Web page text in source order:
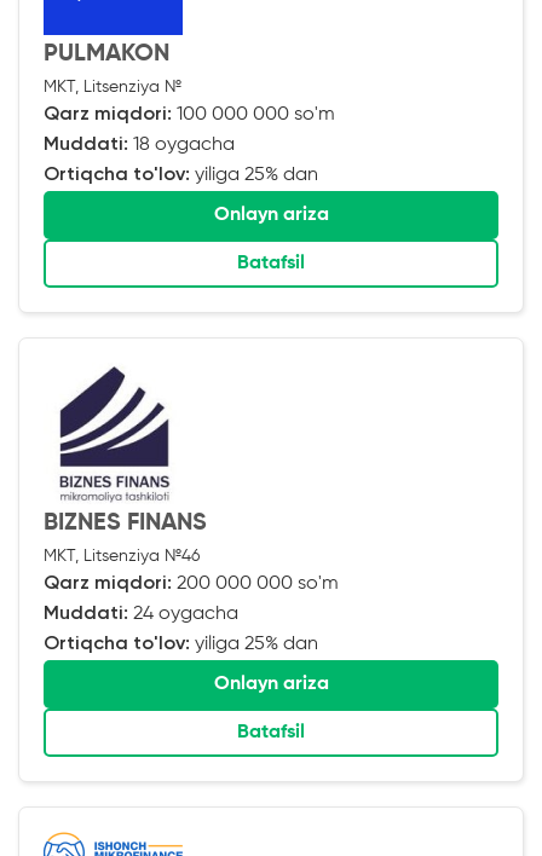
PULMAKON
MKT, Litsenziya №
Qarz miqdori: 100 000 000 so'm
Muddati: 18 oygacha
Ortiqcha to'lov: yiliga 25% dan
Onlayn ariza
Batafsil
BIZNES FINANS
MKT, Litsenziya №46
Qarz miqdori: 200 000 000 so'm
Muddati: 24 oygacha
Ortiqcha to'lov: yiliga 25% dan
Onlayn ariza
Batafsil